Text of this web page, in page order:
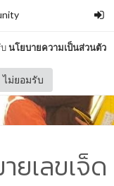
นโยบายความเป็นส่วนตัว
ไม่ยอมรับ
ยเลขเจ็ด